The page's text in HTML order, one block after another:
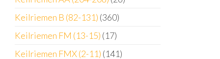
Keilriemen B (82-131) (360)
Keilriemen FM (13-15) (17)
Keilriemen FMX (2-11) (141)